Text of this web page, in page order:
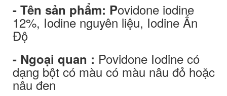
- Tên sản phẩm: Povidone iodine
12%, Iodine nguyên liệu, Iodine Ấn
Độ
- Ngoại quan : Povidone Iodine có
dạng bột có màu có màu nâu đỏ hoặc
nâu đen